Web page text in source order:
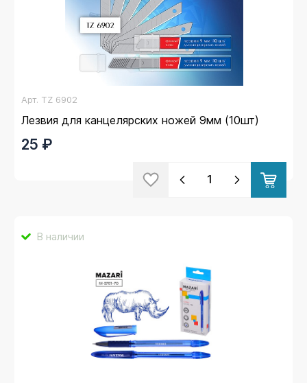
Арт. TZ 6902
Лезвия для канцелярских ножей 9мм (10шт)
25 ₽
В наличии